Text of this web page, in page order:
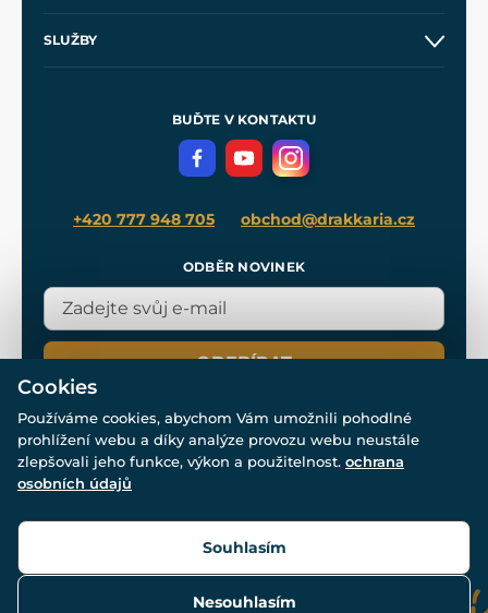
Velkoobchod
SLUŽBY
Meče pro Kingdom Come
BUĎTE V KONTAKTU
+420 777 948 705 obchod@drakkaria.cz
ODBĚR NOVINEK
ODEBÍRAT
© Všechna práva vyhrazena. www.drakkaria.cz 2007-2026.
Cookies
Používáme cookies, abychom Vám umožnili pohodlné
prohlížení webu a díky analýze provozu webu neustále
zlepšovali jeho funkce, výkon a použitelnost. ochrana
osobních údajů
Nesouhlasím
Souhlasím